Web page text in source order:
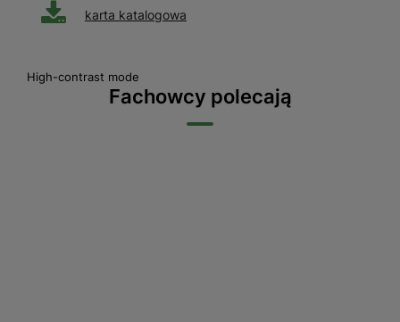
karta katalogowa
High-contrast mode
Fachowcy polecają